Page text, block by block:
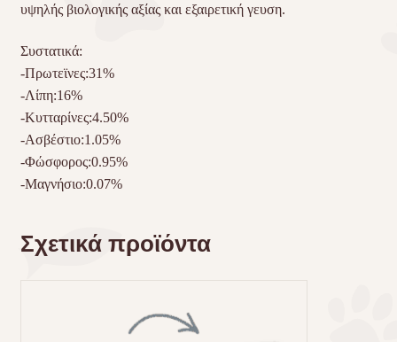
υψηλής βιολογικής αξίας και εξαιρετική γευση.
Συστατικά:
-Πρωτεϊνες:31%
-Λίπη:16%
-Κυτταρίνες:4.50%
-Ασβέστιο:1.05%
-Φώσφορος:0.95%
-Μαγνήσιο:0.07%
Σχετικά προϊόντα